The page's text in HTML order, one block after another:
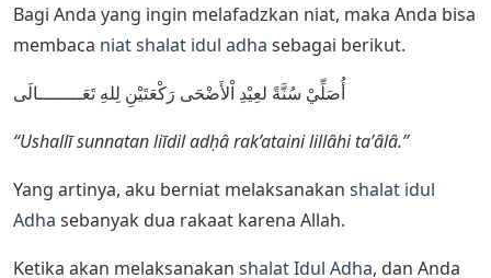
Bagi Anda yang ingin melafadzkan niat, maka Anda bisa
membaca niat shalat idul adha sebagai berikut.
أُصَلِّيْ سُنَّةً لعِيْدِ اْلأَضْحَى رَكْعَتَيْنِ لِلهِ تَعَــــــــالَى
“Ushallī sunnatan liīdil adḥȃ rak’ataini lillȃhi ta’ȃlȃ.”
Yang artinya, aku berniat melaksanakan shalat idul
Adha sebanyak dua rakaat karena Allah.
Ketika akan melaksanakan shalat Idul Adha, dan Anda